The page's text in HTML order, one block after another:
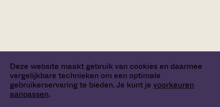
Deze website maakt gebruik van cookies en daarmee
vergelijkbare technieken om een optimale
gebruikerservaring te bieden. Je kunt je voorkeuren
aanpassen.